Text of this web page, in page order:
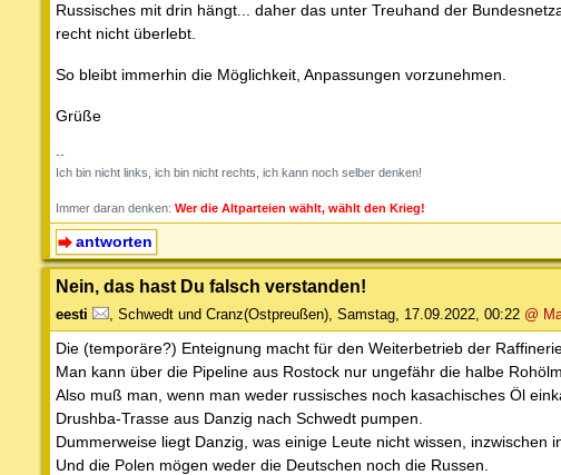
Russisches mit drin hängt... daher das unter Treuhand der
recht nicht überlebt.
So bleibt immerhin die Möglichkeit, Anpassungen vorzunehmen.
Grüße
--
Ich bin nicht links, ich bin nicht rechts, ich kann noch selber denken!
Immer daran denken: Wer die Altparteien wählt, wählt den Krieg!
antworten
Nein, das hast Du falsch verstanden!
eesti Schwedt und Cranz(Ostpreußen) Samstag, 17.09.2022, 00:22 @
Die (temporäre?) Enteignung macht für den Weiterbetrieb der
Man kann über die Pipeline aus Rostock nur ungefähr die halbe
Also muß man, wenn man weder russisches noch kasachisches Öl
Drushba-Trasse aus Danzig nach Schwedt pumpen.
Dummerweise liegt Danzig, was einige Leute nicht wissen, inzwischen
Und die Polen mögen weder die Deutschen noch die Russen.